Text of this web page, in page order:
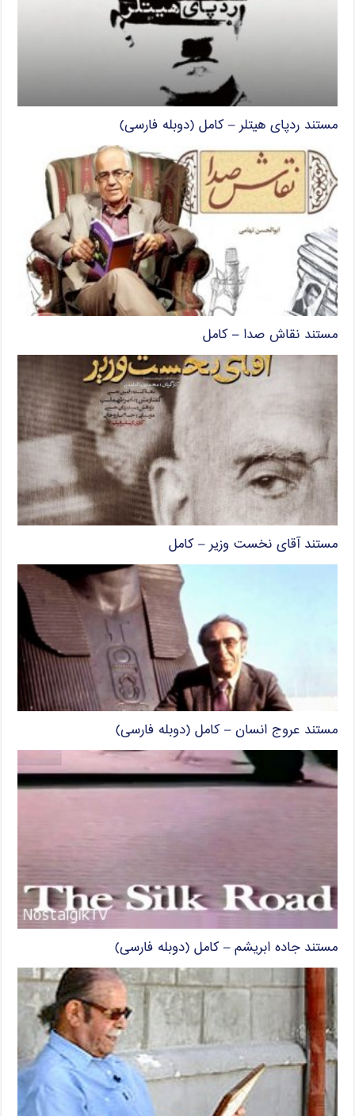
مستند ردپای هیتلر – کامل (دوبله فارسی)
مستند نقاش صدا – کامل
مستند آقای نخست وزیر – کامل
مستند عروج انسان – کامل (دوبله فارسی)
مستند جاده ابریشم – کامل (دوبله فارسی)